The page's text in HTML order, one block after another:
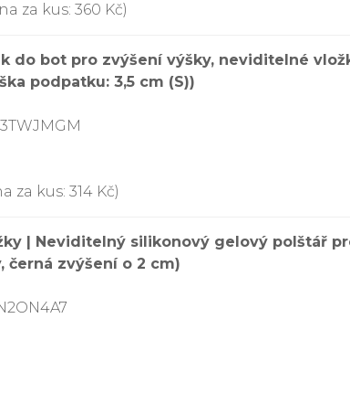
za kus: 360 Kč)
do bot pro zvýšení výšky, neviditelné
podpatku: 3,5 cm (S))
za kus: 314 Kč)
| Neviditelný silikonový gelový polštář
černá zvýšení o 2 cm)